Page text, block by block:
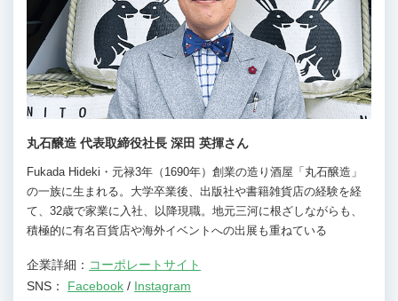
丸石醸造 代表取締役社長 深田 英揮さん
Fukada Hideki・元禄3年（1690年）創業の造り酒屋「丸石醸造」
の一族に生まれる。大学卒業後、出版社や書籍雑貨店の経験を経
て、32歳で家業に入社、以降現職。地元三河に根ざしながらも、
積極的に有名百貨店や海外イベントへの出展も重ねている
企業詳細： コーポレートサイト
SNS： Facebook / Instagram